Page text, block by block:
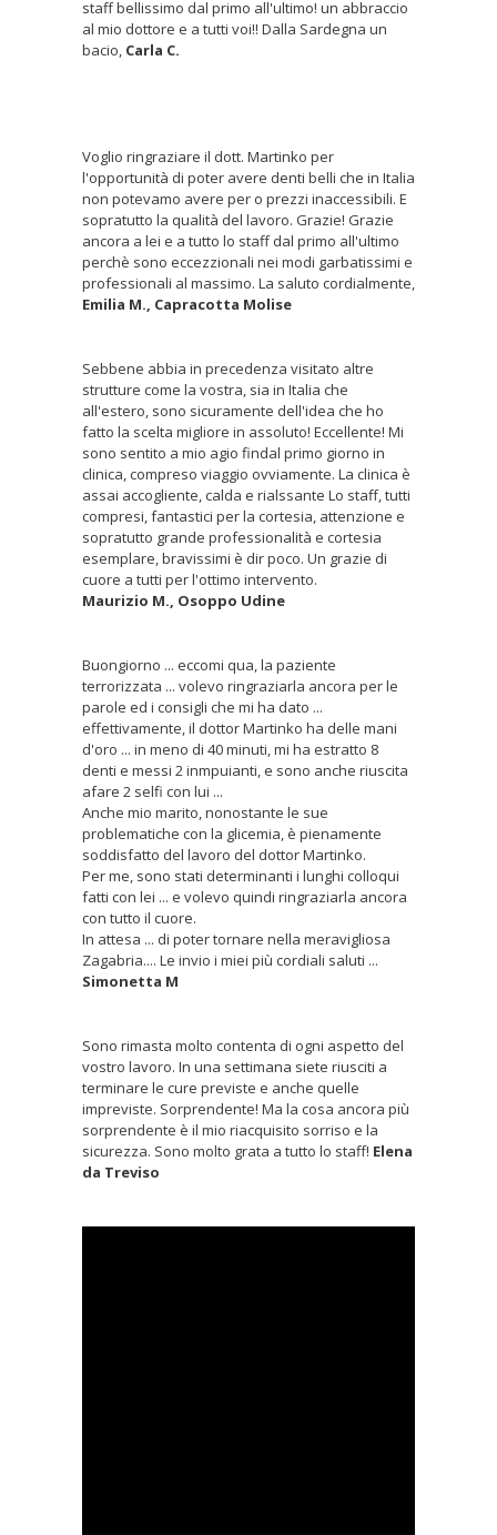
staff bellissimo dal primo all'ultimo! un abbraccio
al mio dottore e a tutti voi!! Dalla Sardegna un
bacio, Carla C.
Voglio ringraziare il dott. Martinko per
l'opportunità di poter avere denti belli che in Italia
non potevamo avere per o prezzi inaccessibili. E
sopratutto la qualità del lavoro. Grazie! Grazie
ancora a lei e a tutto lo staff dal primo all'ultimo
perchè sono eccezzionali nei modi garbatissimi e
professionali al massimo. La saluto cordialmente,
Emilia M., Capracotta Molise
Sebbene abbia in precedenza visitato altre
strutture come la vostra, sia in Italia che
all'estero, sono sicuramente dell'idea che ho
fatto la scelta migliore in assoluto! Eccellente! Mi
sono sentito a mio agio findal primo giorno in
clinica, compreso viaggio ovviamente. La clinica è
assai accogliente, calda e rialssante Lo staff, tutti
compresi, fantastici per la cortesia, attenzione e
sopratutto grande professionalità e cortesia
esemplare, bravissimi è dir poco. Un grazie di
cuore a tutti per l'ottimo intervento.
Maurizio M., Osoppo Udine
Buongiorno ... eccomi qua, la paziente
terrorizzata ... volevo ringraziarla ancora per le
parole ed i consigli che mi ha dato ...
effettivamente, il dottor Martinko ha delle mani
d'oro ... in meno di 40 minuti, mi ha estratto 8
denti e messi 2 inmpuianti, e sono anche riuscita
afare 2 selfi con lui ...
Anche mio marito, nonostante le sue
problematiche con la glicemia, è pienamente
soddisfatto del lavoro del dottor Martinko.
Per me, sono stati determinanti i lunghi colloqui
fatti con lei ... e volevo quindi ringraziarla ancora
con tutto il cuore.
In attesa ... di poter tornare nella meravigliosa
Zagabria.... Le invio i miei più cordiali saluti ...
Simonetta M
Sono rimasta molto contenta di ogni aspetto del
vostro lavoro. In una settimana siete riusciti a
terminare le cure previste e anche quelle
impreviste. Sorprendente! Ma la cosa ancora più
sorprendente è il mio riacquisito sorriso e la
sicurezza. Sono molto grata a tutto lo staff! Elena
da Treviso